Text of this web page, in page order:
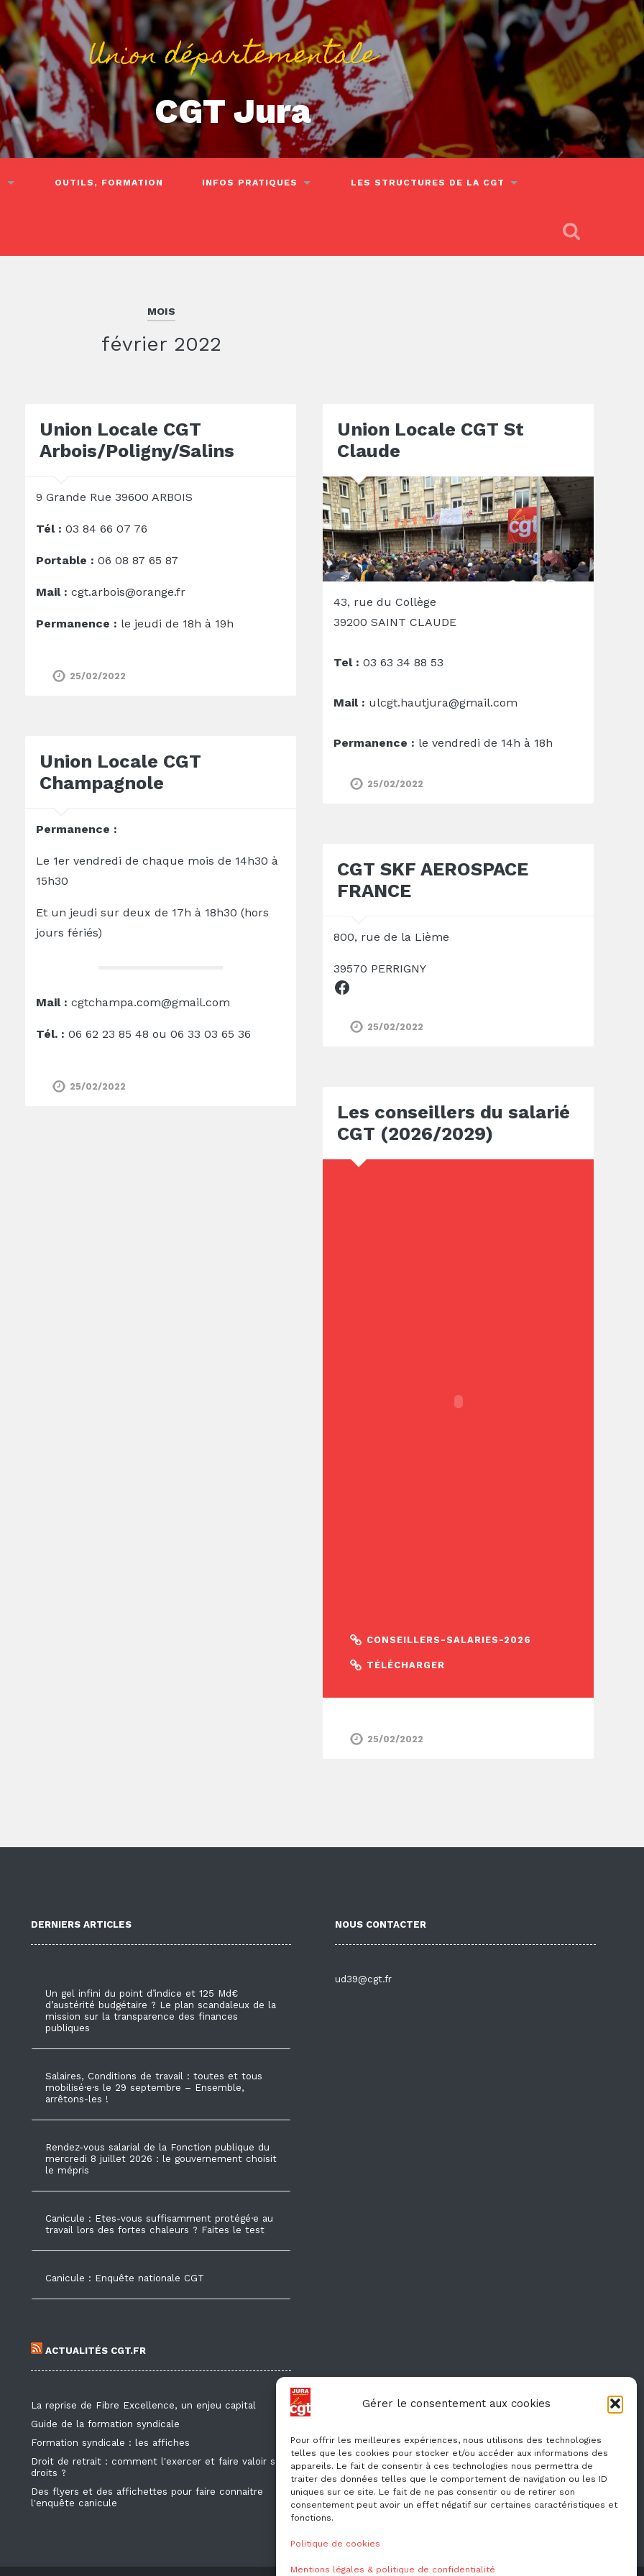
Gérer le consentement aux cookies
Pour offrir les meilleures expériences, nous utilisons des technologies
telles que les cookies pour stocker et/ou accéder aux informations des
appareils. Le fait de consentir à ces technologies nous permettra de
traiter des données telles que le comportement de navigation ou les ID
uniques sur ce site. Le fait de ne pas consentir ou de retirer son
consentement peut avoir un effet négatif sur certaines caractéristiques et
fonctions.
Politique de cookies
Mentions légales & politique de confidentialité
Union départementale
CGT Jura
OUTILS, FORMATION INFOS PRATIQUES LES STRUCTURES DE LA CGT
MOIS
février 2022
Union Locale CGT
Arbois/Poligny/Salins
9 Grande Rue 39600 ARBOIS
Tél : 03 84 66 07 76
Portable : 06 08 87 65 87
Mail : cgt.arbois@orange.fr
Permanence : le jeudi de 18h à 19h
25/02/2022
Union Locale CGT St
Claude
43, rue du Collège
39200 SAINT CLAUDE
Tel : 03 63 34 88 53
Mail : ulcgt.hautjura@gmail.com
Permanence : le vendredi de 14h à 18h
25/02/2022
Union Locale CGT
Champagnole
Permanence :
Le 1er vendredi de chaque mois de 14h30 à
15h30
Et un jeudi sur deux de 17h à 18h30 (hors
jours fériés)
Mail : cgtchampa.com@gmail.com
Tél. : 06 62 23 85 48 ou 06 33 03 65 36
25/02/2022
CGT SKF AEROSPACE
FRANCE
800, rue de la Lième
39570 PERRIGNY
Facebook
25/02/2022
Les conseillers du salarié
CGT (2026/2029)
CONSEILLERS-SALARIES-2026
TÉLÉCHARGER
25/02/2022
DERNIERS ARTICLES
Un gel infini du point d’indice et 125 Md€
d’austérité budgétaire ? Le plan scandaleux de la
mission sur la transparence des finances
publiques
Salaires, Conditions de travail : toutes et tous
mobilisé·e·s le 29 septembre – Ensemble,
arrêtons-les !
Rendez-vous salarial de la Fonction publique du
mercredi 8 juillet 2026 : le gouvernement choisit
le mépris
Canicule : Etes-vous suffisamment protégé·e au
travail lors des fortes chaleurs ? Faites le test
Canicule : Enquête nationale CGT
ACTUALITÉS CGT.FR
La reprise de Fibre Excellence, un enjeu capital
Guide de la formation syndicale
Formation syndicale : les affiches
Droit de retrait : comment l'exercer et faire valoir ses
droits ?
Des flyers et des affichettes pour faire connaitre
l'enquête canicule
NOUS CONTACTER
ud39@cgt.fr